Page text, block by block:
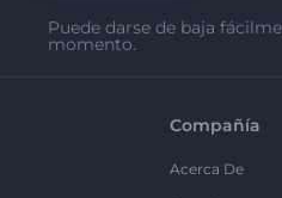
Puede darse de baja
momento.
Compañía
Acerca De